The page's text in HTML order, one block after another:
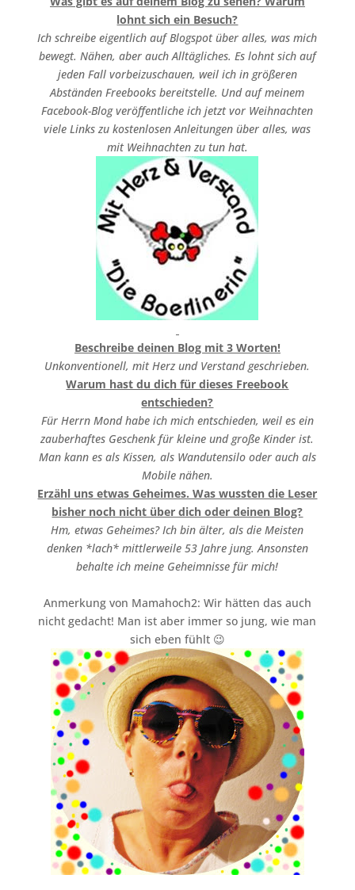
lohnt sich ein Besuch?
Ich schreibe eigentlich auf Blogspot über alles, was mich
bewegt. Nähen, aber auch Alltägliches. Es lohnt sich auf
jeden Fall vorbeizuschauen, weil ich in größeren
Abständen Freebooks bereitstelle. Und auf meinem
Facebook-Blog veröffentliche ich jetzt vor Weihnachten
viele Links zu kostenlosen Anleitungen über alles, was
mit Weihnachten zu tun hat.
Beschreibe deinen Blog mit 3 Worten!
Unkonventionell, mit Herz und Verstand geschrieben.
Warum hast du dich für dieses Freebook
entschieden?
Für Herrn Mond habe ich mich entschieden, weil es ein
zauberhaftes Geschenk für kleine und große Kinder ist.
Man kann es als Kissen, als Wandutensilo oder auch als
Mobile nähen.
Erzähl uns etwas Geheimes. Was wussten die Leser
bisher noch nicht über dich oder deinen Blog?
Hm, etwas Geheimes? Ich bin älter, als die Meisten
denken *lach* mittlerweile 53 Jahre jung. Ansonsten
behalte ich meine Geheimnisse für mich!
Anmerkung von Mamahoch2: Wir hätten das auch
nicht gedacht! Man ist aber immer so jung, wie man
sich eben fühlt 😉